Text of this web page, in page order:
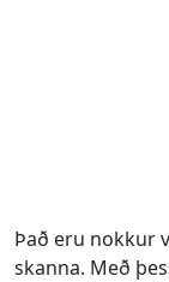
Það eru nokkur
skanna. Með